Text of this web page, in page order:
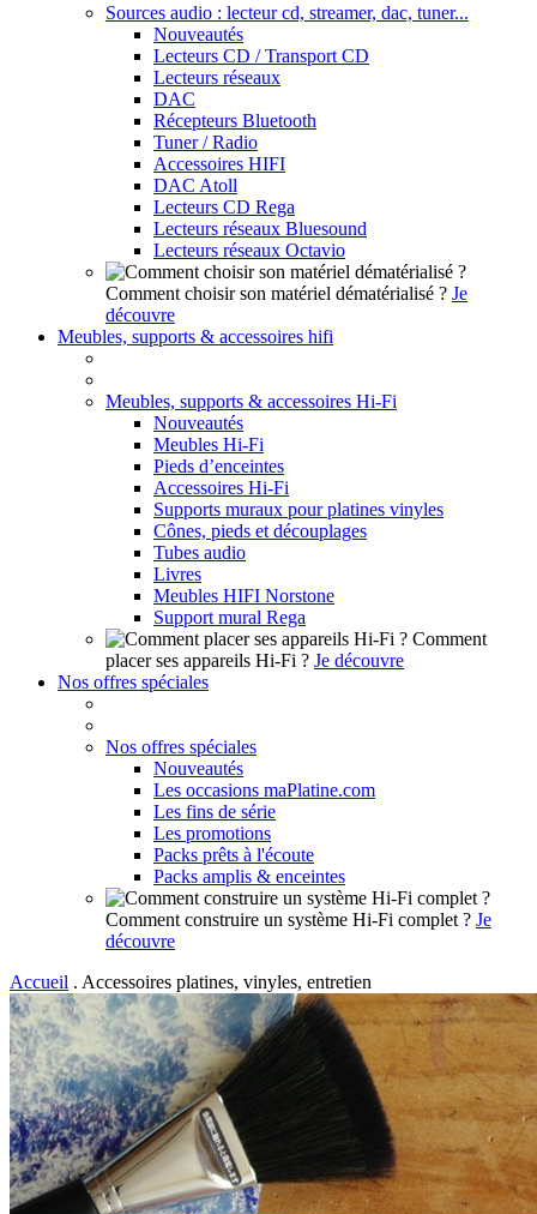
Sources audio : lecteur cd, streamer, dac, tuner...
Nouveautés
Lecteurs CD / Transport CD
Lecteurs réseaux
DAC
Récepteurs Bluetooth
Tuner / Radio
Accessoires HIFI
DAC Atoll
Lecteurs CD Rega
Lecteurs réseaux Bluesound
Lecteurs réseaux Octavio
Comment choisir son matériel dématérialisé ? Je
découvre
Meubles, supports & accessoires hifi
Meubles, supports & accessoires Hi-Fi
Nouveautés
Meubles Hi-Fi
Pieds d’enceintes
Accessoires Hi-Fi
Supports muraux pour platines vinyles
Cônes, pieds et découplages
Tubes audio
Livres
Meubles HIFI Norstone
Support mural Rega
Comment
placer ses appareils Hi-Fi ? Je découvre
Nos offres spéciales
Nos offres spéciales
Nouveautés
Les occasions maPlatine.com
Les fins de série
Les promotions
Packs prêts à l'écoute
Packs amplis & enceintes
Comment construire un système Hi-Fi complet ? Je
découvre
Accueil . Accessoires platines, vinyles, entretien